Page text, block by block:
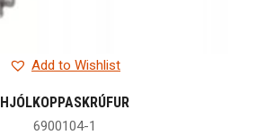
Add to Wishlist
HJÓLKOPPASKRÚFUR
6900104-1